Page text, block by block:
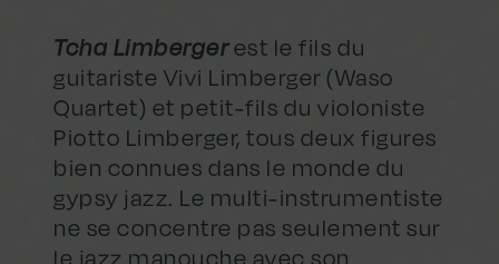
Tcha Limbergerest le fils du
guitariste Vivi Limberger (Waso
Quartet) et petit-fils du violoniste
Piotto Limberger, tous deux figures
bien connues dans le monde du
gypsy jazz. Le multi-instrumentiste
ne se concentre pas seulement sur
le jazz manouche avec son